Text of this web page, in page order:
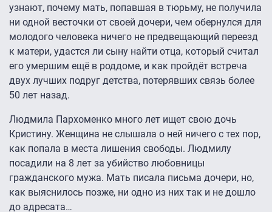
узнают, почему мать, попавшая в тюрьму, не получила
ни одной весточки от своей дочери, чем обернулся для
молодого человека ничего не предвещающий переезд
к матери, удастся ли сыну найти отца, который считал
его умершим ещё в роддоме, и как пройдёт встреча
двух лучших подруг детства, потерявших связь более
50 лет назад.
Людмила Пархоменко много лет ищет свою дочь
Кристину. Женщина не слышала о ней ничего с тех пор,
как попала в места лишения свободы. Людмилу
посадили на 8 лет за убийство любовницы
гражданского мужа. Мать писала письма дочери, но,
как выяснилось позже, ни одно из них так и не дошло
до адресата…